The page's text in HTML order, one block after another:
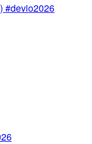
#devio2026